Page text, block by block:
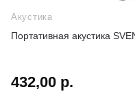
Акустика
Портативная акустика
432,00 р.